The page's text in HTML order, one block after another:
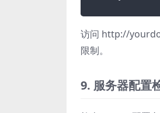
访问 http://
限制。
9. 服务器配置